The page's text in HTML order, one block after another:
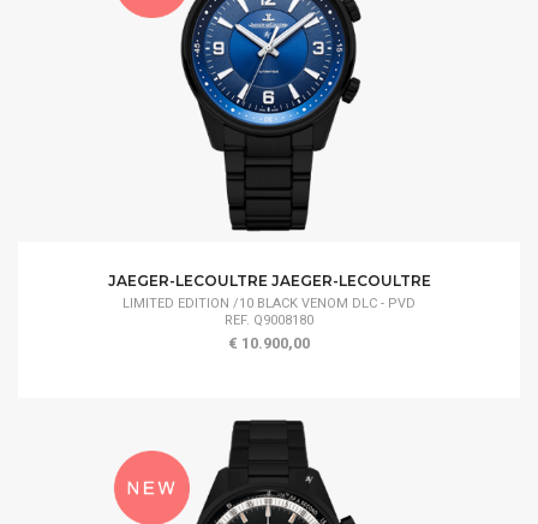
JAEGER-LECOULTRE JAEGER-LECOULTRE
LIMITED EDITION /10 BLACK VENOM DLC - PVD
REF. Q9008180
€ 10.900,00